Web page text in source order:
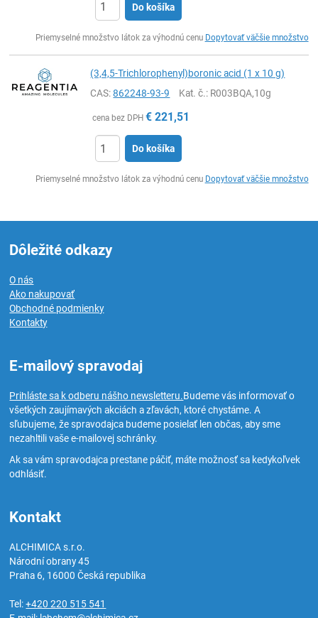
Do košíka
Priemyselné množstvo látok za výhodnú cenu Dopytovať väčšie množstvo
(3,4,5-Trichlorophenyl)boronic acid (1 x 10 g)
CAS:862248-93-9 Kat. č.: R003BQA,10g
cena bez DPH € 221,51
Do košíka
Priemyselné množstvo látok za výhodnú cenu Dopytovať väčšie množstvo
Dôležité odkazy
O nás
Ako nakupovať
Obchodné podmienky
Kontakty
E-mailový spravodaj
Prihláste sa k odberu nášho newsletteru.Budeme vás informovať o
všetkých zaujímavých akciách a zľavách, ktoré chystáme. A
sľubujeme, že spravodajca budeme posielať len občas, aby sme
nezahltili vaše e-mailovej schránky.
Ak sa vám spravodajca prestane páčiť, máte možnosť sa kedykoľvek
odhlásiť.
Kontakt
ALCHIMICA s.r.o.
Národní obrany 45
Praha 6, 16000Česká republika
Tel:+420 220 515 541